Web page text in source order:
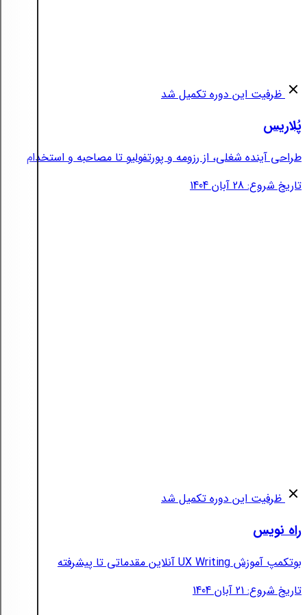
ظرفیت این دوره تکمیل شد
پُلاریس
طراحی آینده شغلی، از رزومه و پورتفولیو تا مصاحبه و استخدام
تاریخ شروع: 28 آبان 1404
ظرفیت این دوره تکمیل شد
راه نویس
بوتکمپ آموزش UX Writing آنلاین مقدماتی تا پیشرفته
تاریخ شروع: 21 آبان 1404